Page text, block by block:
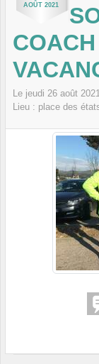
AOÛT 2021
Le jeudi 26 août
Lieu : place des